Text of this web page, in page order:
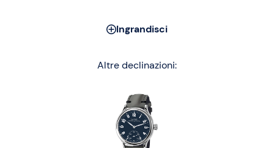
Ingrandisci
Altre declinazioni: